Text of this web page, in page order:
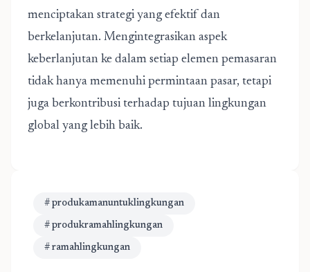
menciptakan strategi yang efektif dan
berkelanjutan. Mengintegrasikan aspek
keberlanjutan ke dalam setiap elemen pemasaran
tidak hanya memenuhi permintaan pasar, tetapi
juga berkontribusi terhadap tujuan lingkungan
global yang lebih baik.
# produkamanuntuklingkungan
# produkramahlingkungan
# ramahlingkungan